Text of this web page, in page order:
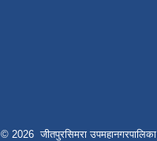
© 2026 जीतपुरसिमरा उपमहानगरपालिका